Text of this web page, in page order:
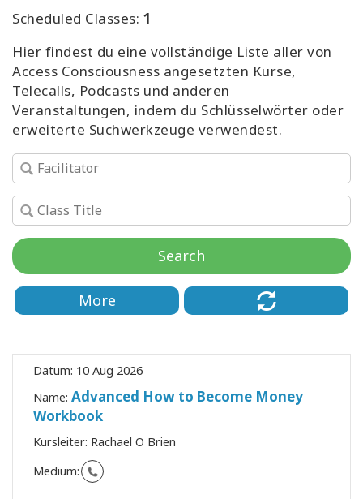
More
Neuigkeiten
KONTAKT
Scheduled Classes: 1
Hier findest du eine vollständige Liste aller von
Access Consciousness angesetzten Kurse,
Telecalls, Podcasts und anderen
Veranstaltungen, indem du Schlüsselwörter oder
erweiterte Suchwerkzeuge verwendest.
Search
More
Datum: 10 Aug 2026
Name: Advanced How to Become Money
Workbook
Kursleiter: Rachael O Brien
Medium: